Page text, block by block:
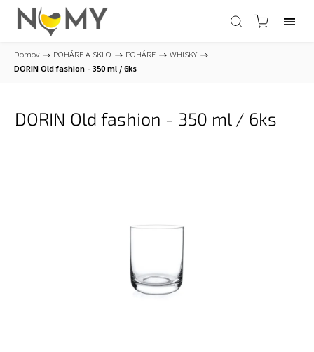
Domov / POHÁRE A SKLO / POHÁRE / WHISKY /
DORIN Old fashion - 350 ml / 6ks
DORIN Old fashion - 350 ml / 6ks